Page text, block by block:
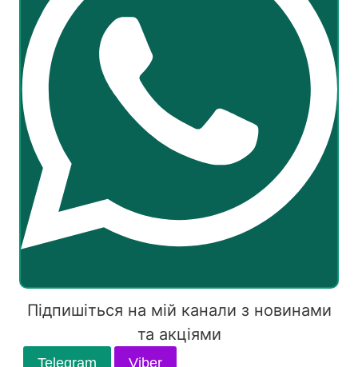
Підпишіться на мій канали з новинами
та акціями
Telegram Viber